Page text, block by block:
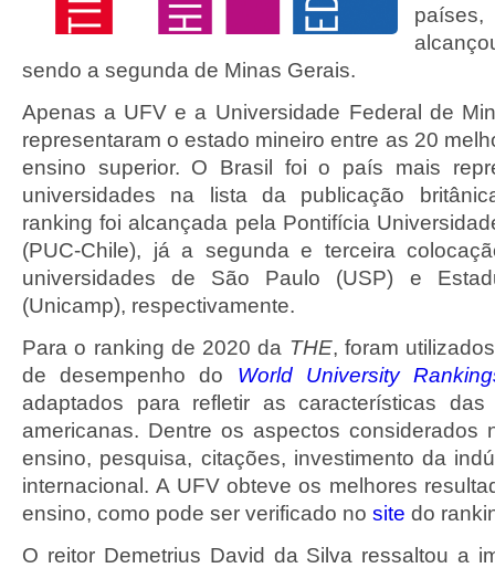
sendo a segunda de Minas Gerais.
Apenas a UFV e a Universidade Federal de
representaram o estado mineiro entre as 20
ensino superior. O Brasil foi o país mais
universidades na lista da publicação
ranking foi alcançada pela Pontifícia
(PUC-Chile), já a segunda e terceira
universidades de São Paulo (USP) e
(Unicamp), respectivamente.
Para o ranking de 2020 da THE, foram
de desempenho do World University
adaptados para refletir as características das
americanas. Dentre os aspectos considerados
ensino, pesquisa, citações, investimento da
internacional. A UFV obteve os melhores
ensino, como pode ser verificado no site do
O reitor Demetrius David da Silva ressaltou a